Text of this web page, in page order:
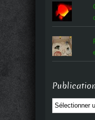
Publications
par